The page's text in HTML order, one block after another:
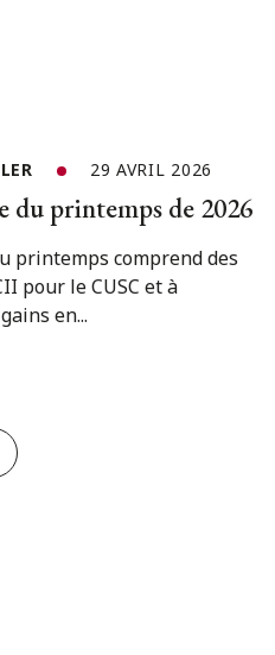
29 AVRIL 2026
du printemps de 2026
printemps comprend des
pour le CUSC et à
en...